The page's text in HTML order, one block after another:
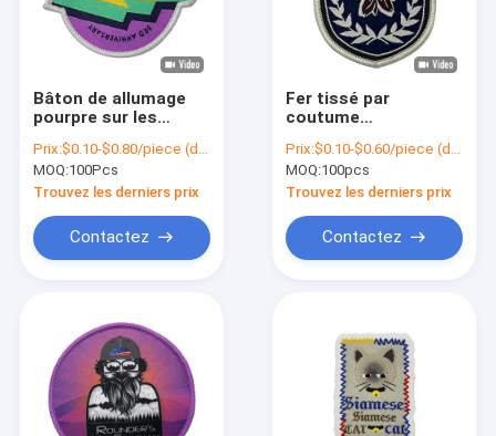
Bâton de allumage
pourpre sur les
faites sur commande
pour des
jeans/vestes/vêtement
Prix:$0.10-$0.80/piece (depends on the design and order quantity)
MOQ:100Pcs
Trouvez les derniers prix
Contactez
Fer tissé par
coutume
corrections de veste
sur des corrections
pour des vêtements
Prix:$0.10-$0.60/piece (depends on the design and order quantity)
MOQ:100pcs
Trouvez les derniers prix
Contactez